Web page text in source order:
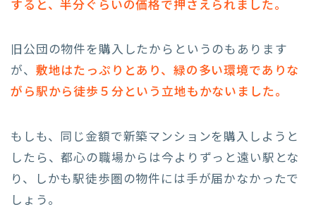
すると、半分ぐらいの価格で押さえられました。
旧公団の物件を購入したからというのもあります
が、 敷地はたっぷりとあり、緑の多い環境でありな
がら駅から徒歩５分という立地もかないました。
もしも、同じ金額で新築マンションを購入しようと
したら、都心の職場からは今よりずっと遠い駅とな
り、しかも駅徒歩圏の物件には手が届かなかったで
しょう。